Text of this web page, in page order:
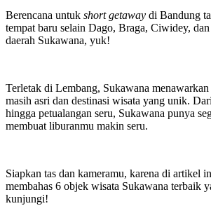
Berencana untuk short getaway di Bandung
tempat baru selain Dago, Braga, Ciwidey,
daerah Sukawana, yuk!
Terletak di Lembang, Sukawana menawarkan
masih asri dan destinasi wisata yang unik.
hingga petualangan seru, Sukawana punya
membuat liburanmu makin seru.
Siapkan tas dan kameramu, karena di artikel
membahas 6 objek wisata Sukawana terbaik
kunjungi!